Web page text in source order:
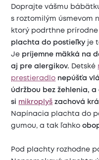
Doprajte vášmu
s roztomilým úsmevom
ktorý podrthne
plachta do postieľky je
Je príjemne mäkká na
aj pre alergikov.
Detské
prestieradlo nepúšťa
údržbou bez žehlenia,
si mikroplyš zachová
Napínacia plachta do
gumou, a tak ľahko
Pod plachty rozhodne